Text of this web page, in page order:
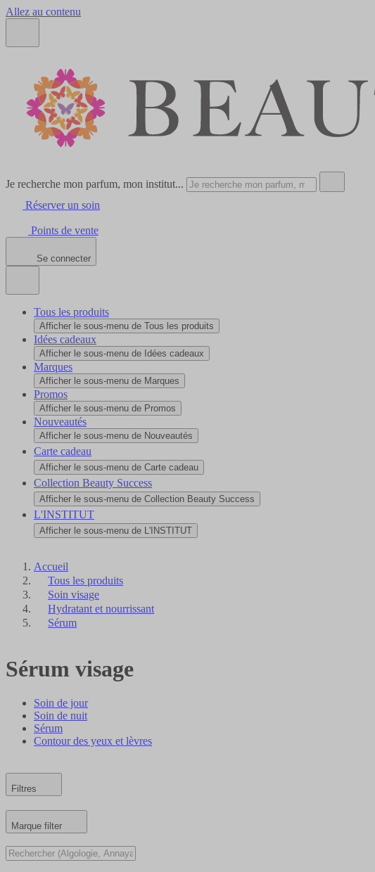
Allez au contenu
Je recherche mon parfum, mon institut...
Réserver un soin
Points de vente
Se connecter
Tous les produits
Afficher le sous-menu de Tous les produits
Idées cadeaux
Afficher le sous-menu de Idées cadeaux
Marques
Afficher le sous-menu de Marques
Promos
Afficher le sous-menu de Promos
Nouveautés
Afficher le sous-menu de Nouveautés
Carte cadeau
Afficher le sous-menu de Carte cadeau
Collection Beauty Success
Afficher le sous-menu de Collection Beauty Success
L'INSTITUT
Afficher le sous-menu de L'INSTITUT
Accueil
Tous les produits
Soin visage
Hydratant et nourrissant
Sérum
Sérum visage
Soin de jour
Soin de nuit
Sérum
Contour des yeux et lèvres
Filtres
Marque filter